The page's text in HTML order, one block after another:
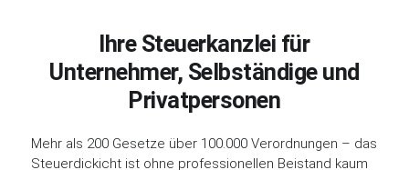
Ihre Steuerkanzlei für
Unternehmer, Selbständige und
Privatpersonen
Mehr als 200 Gesetze über 100.000 Verordnungen – das
Steuerdickicht ist ohne professionellen Beistand kaum